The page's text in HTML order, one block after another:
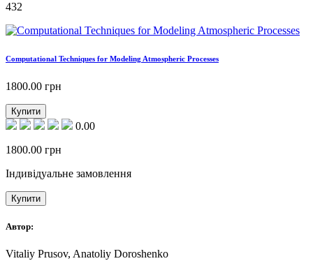
432
Computational Techniques for Modeling Atmospheric Processes
1800.00 грн
Купити
0.00
1800.00 грн
Індивідуальне замовлення
Купити
Автор:
Vitaliy Prusov, Anatoliy Doroshenko